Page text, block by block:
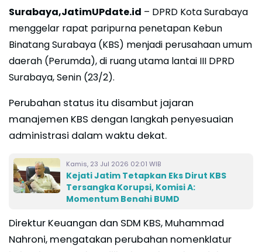
Surabaya,JatimUPdate.id – DPRD Kota Surabaya
menggelar rapat paripurna penetapan Kebun
Binatang Surabaya (KBS) menjadi perusahaan umum
daerah (Perumda), di ruang utama lantai III DPRD
Surabaya, Senin (23/2).
Perubahan status itu disambut jajaran
manajemen KBS dengan langkah penyesuaian
administrasi dalam waktu dekat.
Kamis, 23 Jul 2026 02:01 WIB
Kejati Jatim Tetapkan Eks Dirut KBS
Tersangka Korupsi, Komisi A:
Momentum Benahi BUMD
Direktur Keuangan dan SDM KBS, Muhammad
Nahroni, mengatakan perubahan nomenklatur